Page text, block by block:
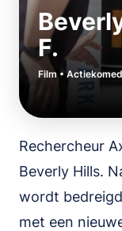
F.
Film •
Rechercheur
Beverly Hills.
wordt
met een